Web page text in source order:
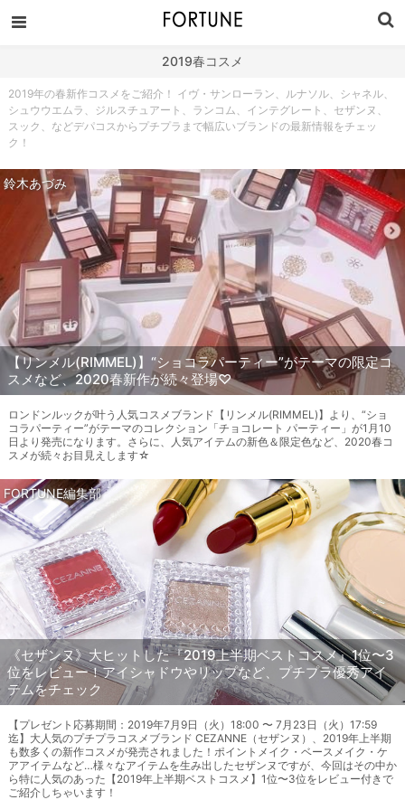
2019春コスメ
2019年の春新作コスメをご紹介！ イヴ・サンローラン、ルナソル、シャネル、
シュウウエムラ、ジルスチュアート、ランコム、インテグレート、セザンヌ、
スック、などデパコスからプチプラまで幅広いブランドの最新情報をチェッ
ク！
鈴木あづみ
【リンメル(RIMMEL)】“ショコラパーティー”がテーマの限定コ
スメなど、2020春新作が続々登場♡
ロンドンルックが叶う人気コスメブランド【リンメル(RIMMEL)】より、“ショ
コラパーティー”がテーマのコレクション「チョコレート パーティー」が1月10
日より発売になります。さらに、人気アイテムの新色＆限定色など、2020春コ
スメが続々お目見えします☆
FORTUNE編集部
《セザンヌ》大ヒットした『2019上半期ベストコスメ』1位〜3
位をレビュー！アイシャドウやリップなど、プチプラ優秀アイ
テムをチェック
【プレゼント応募期間：2019年7月9日（火）18:00 〜 7月23日（火）17:59
迄】大人気のプチプラコスメブランド CEZANNE（セザンヌ）、2019年上半期
も数多くの新作コスメが発売されました！ポイントメイク・ベースメイク・ケ
アアイテムなど…様々なアイテムを生み出したセザンヌですが、今回はその中か
ら特に人気のあった【2019年上半期ベストコスメ】1位〜3位をレビュー付きで
ご紹介しちゃいます！